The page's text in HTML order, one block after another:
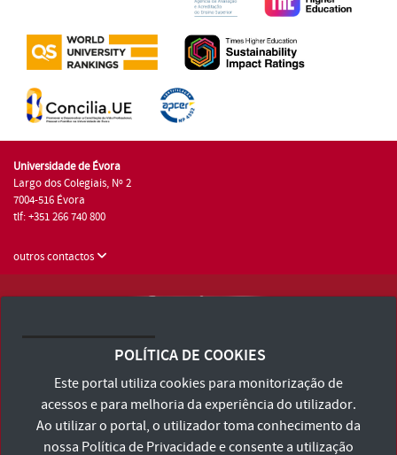
Universidade de Évora
Largo dos Colegiais, Nº 2
7004-516 Évora
tlf: +351 266 740 800
outros contactos
Consulte os Termos e Condições e Política de Privacidade
Declaração de Acessibilidade
POLÍTICA DE COOKIES
Este portal utiliza cookies para monitorização de
acessos e para melhoria da experiência do utilizador.
Ao utilizar o portal, o utilizador toma conhecimento da
nossa Política de Privacidadee consente a utilização